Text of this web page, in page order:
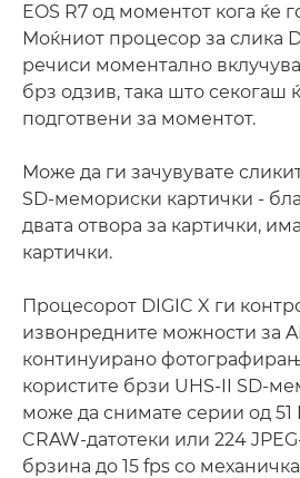
EOS R7 од моментот кога ќе
Моќниот процесор за слика
речиси моментално
брз одзив, така што секогаш
подготвени за моментот.
Може да ги зачувувате
SD-мемориски картички -
двата отвора за картички,
картички.
Процесорот DIGIC X ги
извонредните можности за
континуирано
користите брзи UHS-II SD-
може да снимате серии од 51
CRAW-датотеки или 224
брзина до 15 fps со